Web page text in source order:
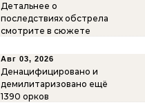
Детальнее о
последствиях обстрела
смотрите в сюжете
Авг 03, 2026
Денацифицировано и
демилитаризовано ещё
1390 орков